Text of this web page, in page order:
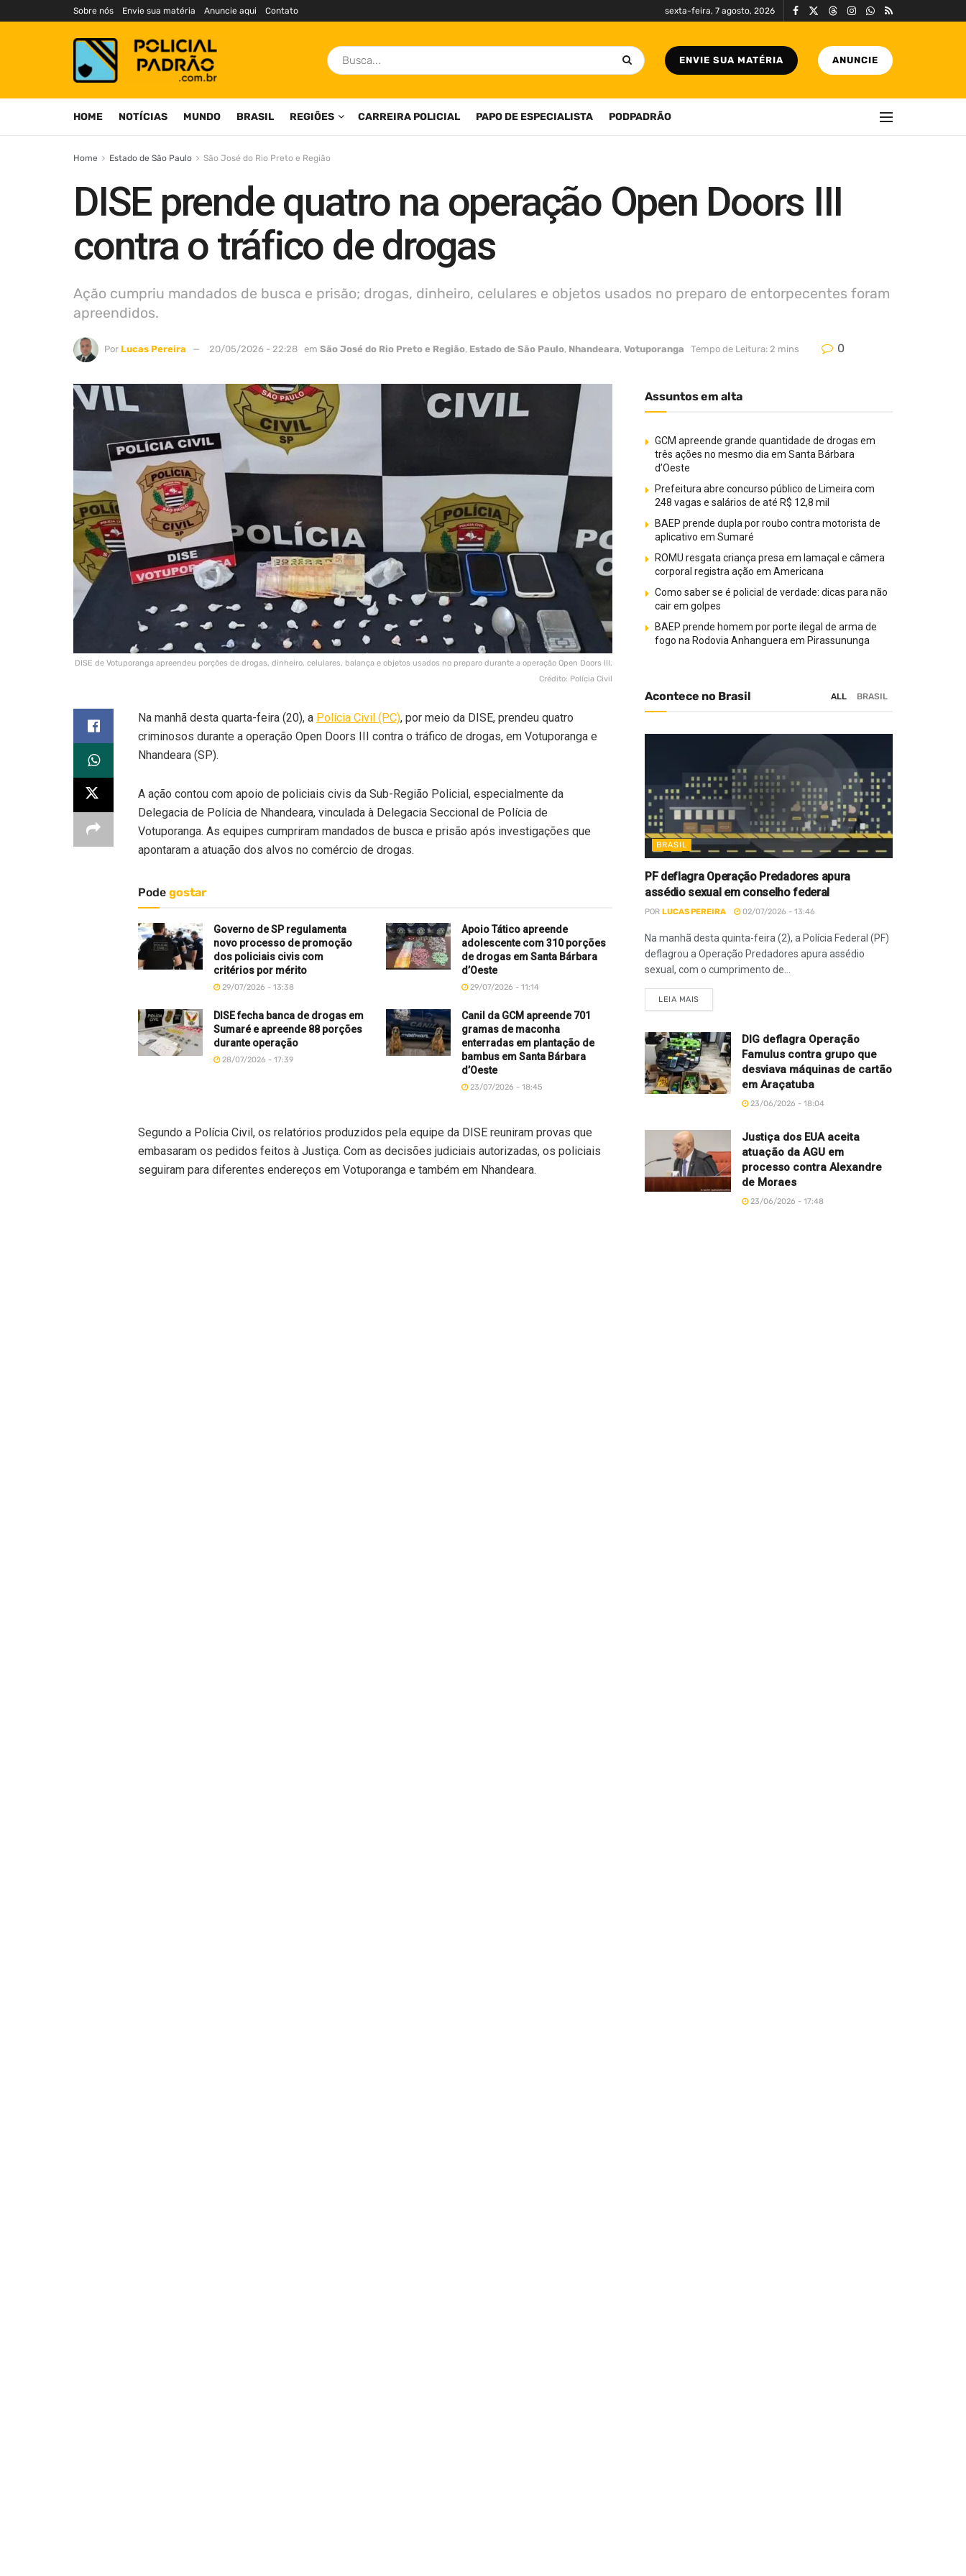
Sobre nós Envie sua matéria Anuncie aqui Contato sexta-feira, 7 agosto, 2026
ENVIE SUA MATÉRIA ANUNCIE
HOME NOTÍCIAS MUNDO BRASIL REGIÕES CARREIRA POLICIAL PAPO DE ESPECIALISTA PODPADRÃO
Home Estado de São Paulo São José do Rio Preto e Região
DISE prende quatro na operação Open Doors III
contra o tráfico de drogas
Ação cumpriu mandados de busca e prisão; drogas, dinheiro, celulares e objetos usados no preparo de entorpecentes foram
apreendidos.
Por Lucas Pereira 20/05/2026 - 22:28 em São José do Rio Preto e Região, Estado de São Paulo, Nhandeara, Votuporanga Tempo de Leitura: 2 mins 0
DISE de Votuporanga apreendeu porções de drogas, dinheiro, celulares, balança e objetos usados no preparo durante a operação Open Doors III.
Crédito: Polícia Civil
Na manhã desta quarta-feira (20), a Polícia Civil (PC), por meio da DISE, prendeu quatro
criminosos durante a operação Open Doors III contra o tráfico de drogas, em Votuporanga e
Nhandeara (SP).
A ação contou com apoio de policiais civis da Sub-Região Policial, especialmente da
Delegacia de Polícia de Nhandeara, vinculada à Delegacia Seccional de Polícia de
Votuporanga. As equipes cumpriram mandados de busca e prisão após investigações que
apontaram a atuação dos alvos no comércio de drogas.
Pode gostar
Governo de SP regulamenta
novo processo de promoção
dos policiais civis com
critérios por mérito
29/07/2026 - 13:38
Apoio Tático apreende
adolescente com 310 porções
de drogas em Santa Bárbara
d’Oeste
29/07/2026 - 11:14
DISE fecha banca de drogas em
Sumaré e apreende 88 porções
durante operação
28/07/2026 - 17:39
Canil da GCM apreende 701
gramas de maconha
enterradas em plantação de
bambus em Santa Bárbara
d’Oeste
23/07/2026 - 18:45
Segundo a Polícia Civil, os relatórios produzidos pela equipe da DISE reuniram provas que
embasaram os pedidos feitos à Justiça. Com as decisões judiciais autorizadas, os policiais
seguiram para diferentes endereços em Votuporanga e também em Nhandeara.
Assuntos em alta
GCM apreende grande quantidade de drogas em
três ações no mesmo dia em Santa Bárbara
d’Oeste
Prefeitura abre concurso público de Limeira com
248 vagas e salários de até R$ 12,8 mil
BAEP prende dupla por roubo contra motorista de
aplicativo em Sumaré
ROMU resgata criança presa em lamaçal e câmera
corporal registra ação em Americana
Como saber se é policial de verdade: dicas para não
cair em golpes
BAEP prende homem por porte ilegal de arma de
fogo na Rodovia Anhanguera em Pirassununga
Acontece no Brasil ALL BRASIL
BRASIL
PF deflagra Operação Predadores apura
assédio sexual em conselho federal
POR LUCAS PEREIRA 02/07/2026 - 13:46
Na manhã desta quinta-feira (2), a Polícia Federal (PF)
deflagrou a Operação Predadores apura assédio
sexual, com o cumprimento de...
LEIA MAIS
DIG deflagra Operação
Famulus contra grupo que
desviava máquinas de cartão
em Araçatuba
23/06/2026 - 18:04
Justiça dos EUA aceita
atuação da AGU em
processo contra Alexandre
de Moraes
23/06/2026 - 17:48